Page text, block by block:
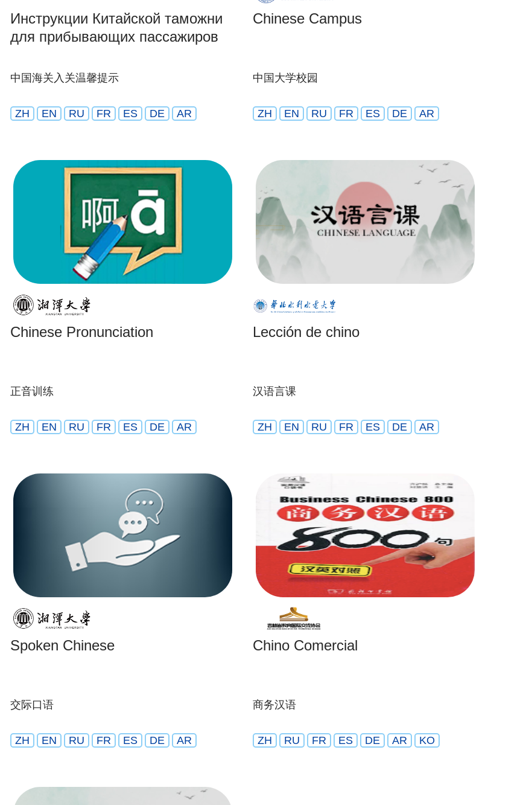
Инструкции Китайской таможни
для прибывающих пассажиров
中国海关入关温馨提示
ZH EN RU FR ES DE AR
Chinese Campus
中国大学校园
ZH EN RU FR ES DE AR
Chinese Pronunciation
正音训练
ZH EN RU FR ES DE AR
Lección de chino
汉语言课
ZH EN RU FR ES DE AR
Spoken Chinese
交际口语
ZH EN RU FR ES DE AR
Chino Comercial
商务汉语
ZH RU FR ES DE AR KO